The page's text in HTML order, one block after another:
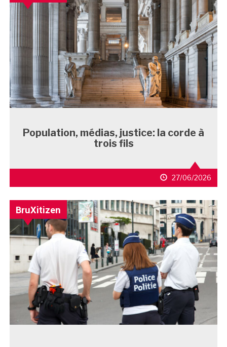
Population, médias, justice: la corde à
trois fils
27/06/2026
BruXitizen